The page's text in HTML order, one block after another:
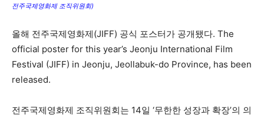
전주국제영화제 조직위원회)
올해 전주국제영화제(JIFF) 공식 포스터가 공개됐다. The
official poster for this year’s Jeonju International Film
Festival (JIFF) in Jeonju, Jeollabuk-do Province, has been
released.
전주국제영화제 조직위원회는 14일 ‘무한한 성장과 확장’의 의